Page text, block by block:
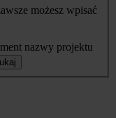
możesz wpisać
nazwy projektu